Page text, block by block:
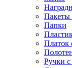
Пакеты
Папки
Платок
Ручки